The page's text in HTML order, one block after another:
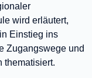
wird erläutert,
Einstieg ins
Zugangswege und
thematisiert.